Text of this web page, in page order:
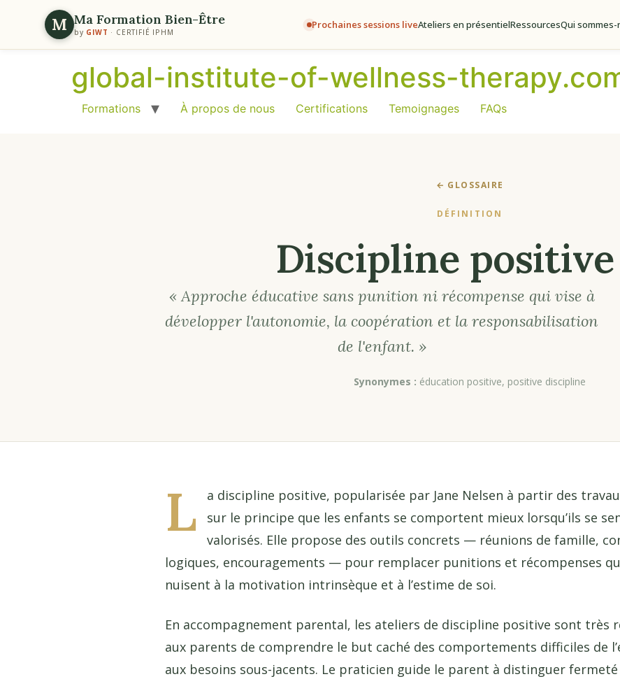
M Ma Formation Bien-Être
by GIWT · CERTIFIÉ IPHM
Prochaines sessions liveAteliers en présentielRessourcesQui sommes-
global-institute-of-wellness-
Formations À propos de nous Certifications Temoignages FAQs
← GLOSSAIRE
DÉFINITION
Discipline positive
« Approche éducative sans punition ni récompense qui vise à
développer l'autonomie, la coopération et la responsabilisation
de l'enfant. »
Synonymes : éducation positive, positive discipline
L
a discipline positive, popularisée par Jane Nelsen à partir des
sur le principe que les enfants se comportent mieux lorsqu’ils se
valorisés. Elle propose des outils concrets — réunions de famille,
logiques, encouragements — pour remplacer punitions et récompenses
nuisent à la motivation intrinsèque et à l’estime de soi.
En accompagnement parental, les ateliers de discipline positive sont très
aux parents de comprendre le but caché des comportements difficiles de
aux besoins sous-jacents. Le praticien guide le parent à distinguer